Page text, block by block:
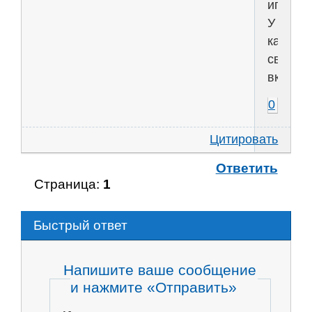
ипут...
У
свои
вкусы...
0
Цитировать
Ответить
Страница: 1
Быстрый ответ
Напишите ваше сообщение
и нажмите «Отправить»